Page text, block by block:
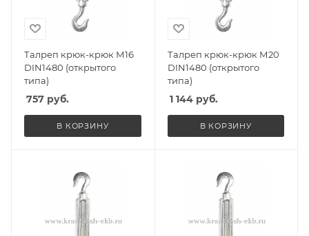
Талреп крюк-крюк М16
DIN1480 (открытого
типа)
757 руб.
В КОРЗИНУ
Талреп крюк-крюк М20
DIN1480 (открытого
типа)
1 144руб.
В КОРЗИНУ